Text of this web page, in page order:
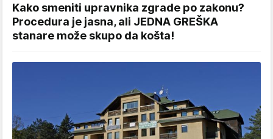
Kako smeniti upravnika zgrade po zakonu?
Procedura je jasna, ali JEDNA GREŠKA
stanare može skupo da košta!